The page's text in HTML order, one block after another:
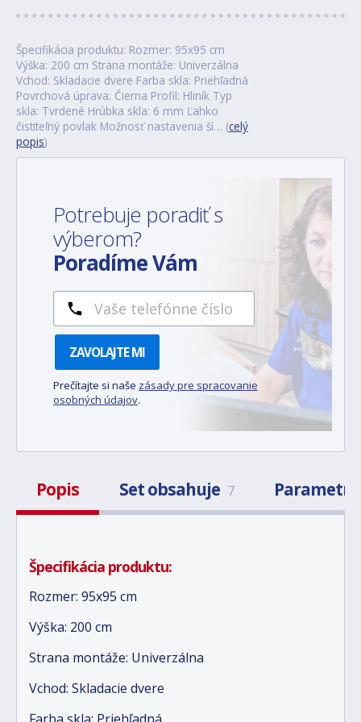
Špecifikácia produktu: Rozmer: 95x95 cm
Výška: 200 cm Strana montáže: Univerzálna
Vchod: Skladacie dvere Farba skla: Priehľadná
Povrchová úprava: Čierna Profil: Hliník Typ
skla: Tvrdené Hrúbka skla: 6 mm Ľahko
čistiteľný povlak Možnosť nastavenia ší… (celý
popis)
Potrebuje poradiť s
výberom?
Poradíme Vám
ZAVOLAJTE MI
Prečítajte si naše zásady pre spracovanie
osobných údajov.
Popis Set obsahuje 7 Parametre
Špecifikácia produktu:
Rozmer: 95x95 cm
Výška: 200 cm
Strana montáže: Univerzálna
Vchod: Skladacie dvere
Farba skla: Priehľadná